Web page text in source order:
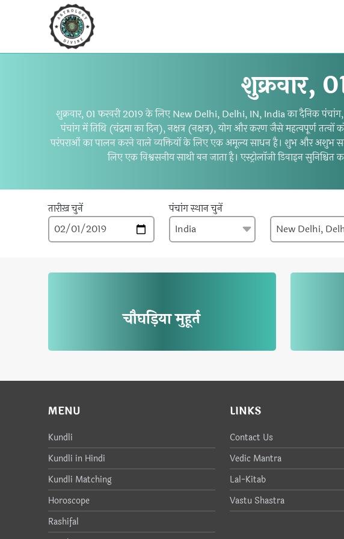
शुक्रवार,
शुक्रवार, 01 फरवरी 2019 के लिए New Delhi, Delhi, IN, India का दैनिक पंचांग,
पंचांग में तिथि (चंद्रमा का दिन), नक्षत्र (नक्षत्र), योग और करण जैसे महत्वपूर्ण
परंपराओं का पालन करने वाले व्यक्तियों के लिए एक अमूल्य साधन है। शुभ और अशुभ
लिए एक विश्वसनीय साथी बन जाता है। एस्ट्रोलॉजी डिवाइन
तारीख़ चुनें पंचांग स्थान चुनें
चौघड़िया मुहूर्त
MENU
Kundli
Kundli in Hindi
Kundli Matching
Horoscope
Rashifal
LINKS
Contact Us
Vedic Mantra
Lal-Kitab
Vastu Shastra